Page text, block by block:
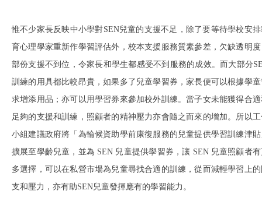
惟不少家長反映中小學對SEN兒童的支援不足，除了要等待學校安
育心理學家重新作學習評估外，校本支援服務質素參差，欠缺透明
部份支援不到位，令家長和學生都感受不到服務的成效。而大部分
訓練的用具都比較昂貴，如果多了兒童學習券，家長便可以根據學
求增添用品；亦可以用學習券來參加校外訓練。當子女未能獲得合
足夠的支援和訓練，照顧者的精神壓力亦會隨之而來的增加。所以
小組建議政府將「為輪候資助學前康復服務的兒童提供學習訓練津
擴展至學齡兒童，並為 SEN 兒童提供學習券，讓 SEN 兒童照顧者
多選擇，可以在私營市場為兒童尋找合適的訓練，從而減輕學習上
支和壓力，亦有助SEN兒童發揮應有的學習能力。